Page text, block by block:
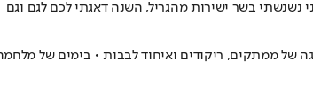
בשר ישירות מהגריל, השנה דאגתי לכם לגם וגם
של ממתקים, ריקודים ואיחוד לבבות • בימים של